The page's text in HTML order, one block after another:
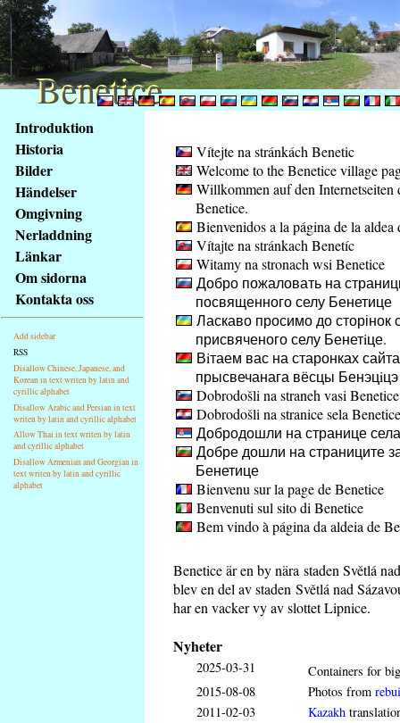
obsah
stránky
Klávesové
zkratky
tomto
webu
základní
Hlavní
strana
Introduktion
Historia
Bilder
Händelser
Omgivning
Nerladdning
Länkar
Om sidorna
Kontakta oss
Add sidebar
RSS
Disallow Chinese, Japanese, and
Korean in text writen by latin and
cyrillic alphabet
Disallow Arabic and Persian in text
writen by latin and cyrillic alphabet
Allow Thai in text writen by latin
and cyrillic alphabet
Disallow Armenian and Georgian in
text writen by latin and cyrillic
alphabet
Vítejte na stránkách Benetic
Welcome to the Benetice village
Willkommen auf den Internetseiten
Benetice.
Bienvenidos a la página de la aldea
Vítajte na stránkach Benetíc
Witamy na stronach wsi Benetice
Добро пожаловать на
посвященного селу Бенетице
Ласкаво просимо до сторінок
присвяченого селу Бенетiце.
Вiтаем вас на старонках
прысвечанага вёсцы Бенэцiцэ
Dobrodošli na straneh vasi Benetice
Dobrodošli na stranice sela Benetice
Добродошли на странице
Добре дошли на страниците
Бенетице
Bienvenu sur la page de Benetice
Benvenuti sul sito di Benetice
Bem vindo à página da aldeia de
Benetice är en by nära staden Světlá
blev en del av staden Světlá nad
har en vacker vy av slottet Lipnice.
Nyheter
2025-03-31
Containers for
2015-08-08
Photos from
2011-02-03
Kazakh
Benetice
Benetice